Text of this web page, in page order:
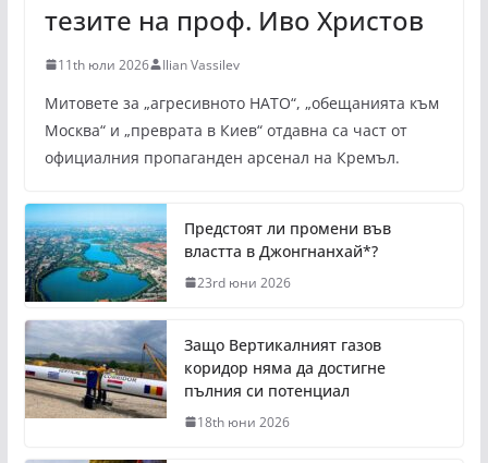
тезите на проф. Иво Христов
11th юли 2026 Ilian Vassilev
Митовете за „агресивното НАТО“, „обещанията към
Москва“ и „преврата в Киев“ отдавна са част от
официалния пропаганден арсенал на Кремъл.
Предстоят ли промени във
властта в Джонгнанхай*?
23rd юни 2026
Защо Вертикалният газов
коридор няма да достигне
пълния си потенциал
18th юни 2026